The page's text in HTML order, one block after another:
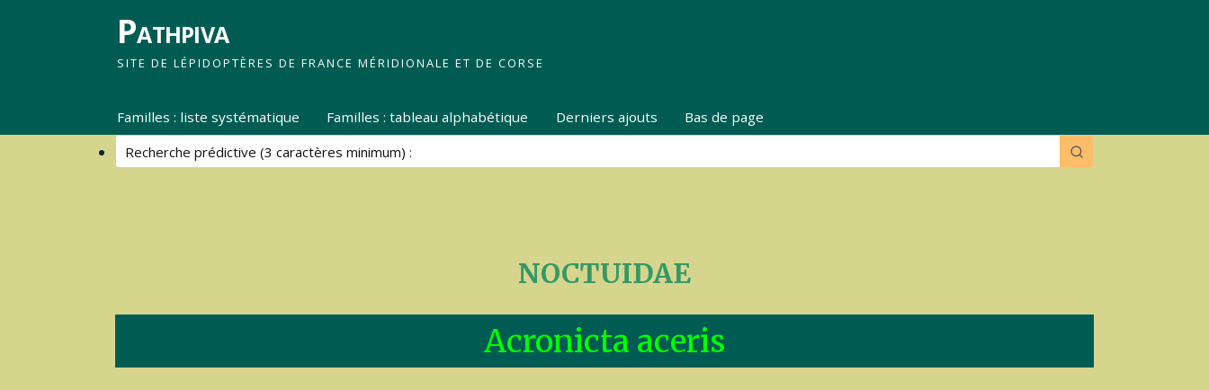
Pathpiva
SITE DE LÉPIDOPTÈRES DE FRANCE MÉRIDIONALE ET DE CORSE
Familles : liste systématique Familles : tableau alphabétique Derniers ajouts Bas de page
NOCTUIDAE
Acronicta aceris